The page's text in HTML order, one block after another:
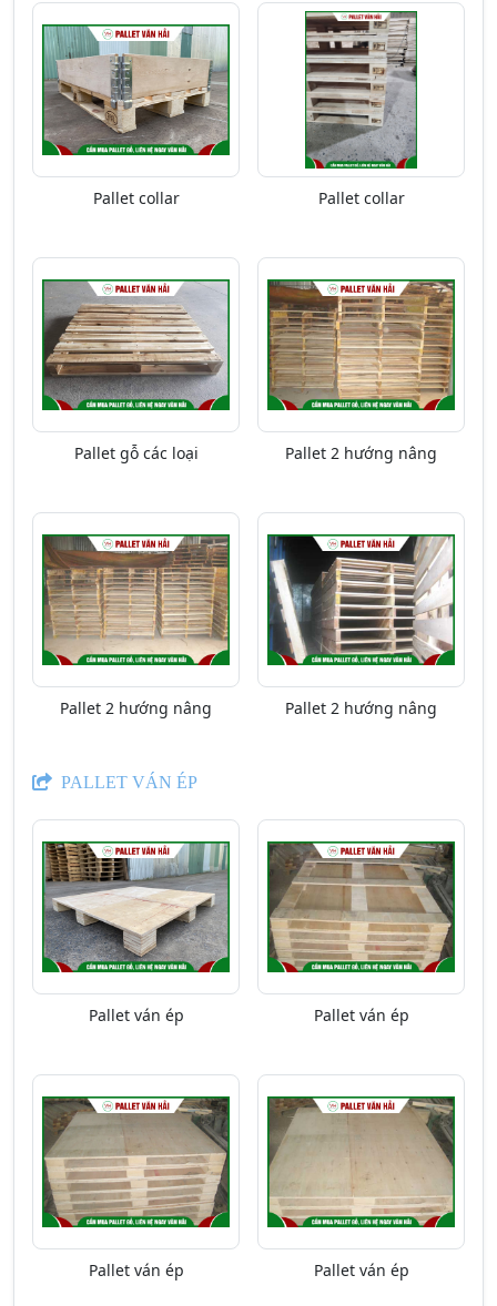
Pallet collar Pallet collar
Pallet gỗ các loại Pallet 2 hướng nâng
Pallet 2 hướng nâng Pallet 2 hướng nâng
PALLET VÁN ÉP
Pallet ván ép Pallet ván ép
Pallet ván ép Pallet ván ép